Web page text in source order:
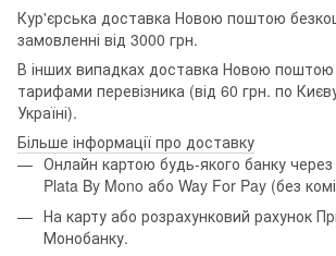
Кур'єрська доставка Новою поштою
замовленні від 3000 грн.
В інших випадках доставка Новою поштою
тарифами перевізника (від 60 грн. по
Україні).
Більше інформації про доставку
Онлайн картою будь-якого банку
Plata By Mono або Way For Pay (без
На карту або розрахунковий рахунок
Монобанку.